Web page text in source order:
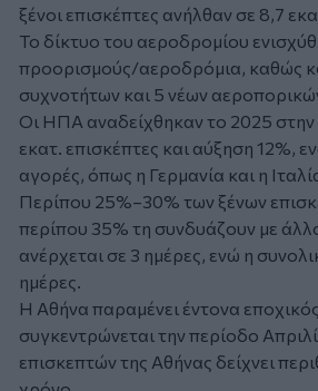
ξένοι επισκέπτες ανήλθαν σε 8,7
Το δίκτυο του αεροδρομίου
προορισμούς/αεροδρόμια, καθώς
συχνοτήτων και 5 νέων
Οι ΗΠΑ αναδείχθηκαν το 2025
εκατ. επισκέπτες και αύξηση 12%,
αγορές, όπως η Γερμανία και η
Περίπου 25%–30% των ξένων
περίπου 35% τη συνδυάζουν με
ανέρχεται σε 3 ημέρες, ενώ η
ημέρες.
Η Αθήνα παραμένει έντονα
συγκεντρώνεται την περίοδο
επισκεπτών της Αθήνας δείχνει